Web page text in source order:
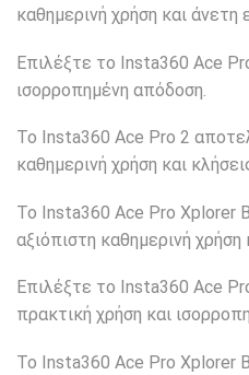
καθημερινή χρήση και άνετη
Επιλέξτε το Insta360 Ace
ισορροπημένη απόδοση.
Το Insta360 Ace Pro 2
καθημερινή χρήση και
Το Insta360 Ace Pro Xplorer
αξιόπιστη καθημερινή χρήση
Επιλέξτε το Insta360 Ace
πρακτική χρήση και
Το Insta360 Ace Pro Xplorer